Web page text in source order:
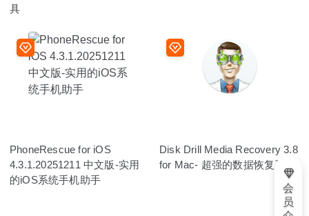
具
PhoneRescue for iOS
4.3.1.20251211 中文版-实用
的iOS系统手机助手
Disk Drill Media Recovery 3.8
for Mac- 超强的数据恢复工具
会
员